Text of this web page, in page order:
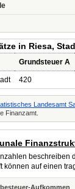
in Riesa,
Grundsteuer A
420
Landesamt
Finanzamt.
beschreiben
können auf einen
Aufkommen